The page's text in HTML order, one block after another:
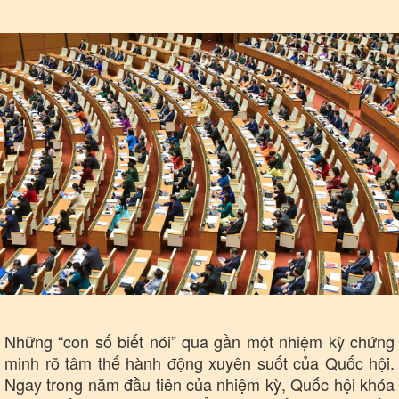
Sức khỏe
Dinh dưỡng - món ngon
Cây thuốc
Sản phụ khoa
Nhi khoa
Nam khoa
Làm đẹp - giảm cân
Phòng mạch online
Ăn sạch sống khỏe
Đời sống
Nhà đẹp
Blog
Tình yêu - Gia đình
Những “con số biết nói” qua gần một nhiệm kỳ chứng
minh rõ tâm thế hành động xuyên suốt của Quốc hội.
Ngay trong năm đầu tiên của nhiệm kỳ, Quốc hội khóa